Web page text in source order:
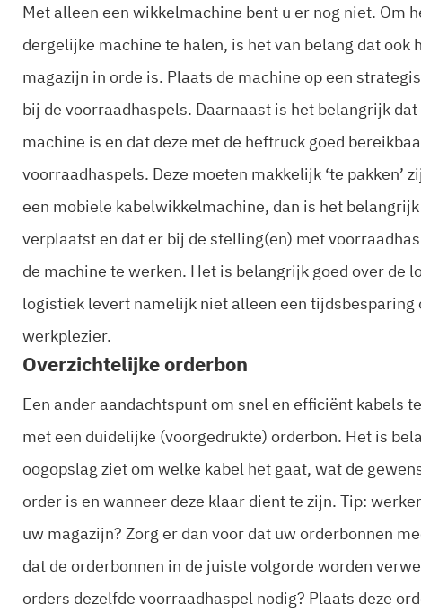
Met alleen een wikkelmachine bent u er nog niet. Om
dergelijke machine te halen, is het van belang dat ook
magazijn in orde is. Plaats de machine op een
bij de voorraadhaspels. Daarnaast is het belangrijk
machine is en dat deze met de heftruck goed
voorraadhaspels. Deze moeten makkelijk ‘te pakken’
een mobiele kabelwikkelmachine, dan is het
verplaatst en dat er bij de stelling(en) met
de machine te werken. Het is belangrijk goed over de
logistiek levert namelijk niet alleen een tijdsbesparing
werkplezier.
Overzichtelijke orderbon
Een ander aandachtspunt om snel en efficiënt kabels
met een duidelijke (voorgedrukte) orderbon. Het is
oogopslag ziet om welke kabel het gaat, wat de
order is en wanneer deze klaar dient te zijn. Tip:
uw magazijn? Zorg er dan voor dat uw orderbonnen
dat de orderbonnen in de juiste volgorde worden
orders dezelfde voorraadhaspel nodig? Plaats deze